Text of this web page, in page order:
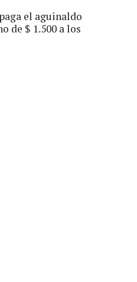
el aguinaldo
de $ 1.500 a los